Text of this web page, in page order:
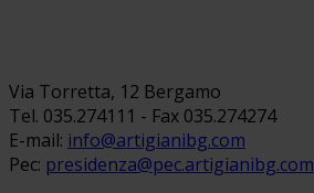
Via Torretta, 12 Bergamo
Tel. 035.274111 - Fax 035.274274
E-mail: info@artigianibg.com
Pec: presidenza@pec.artigianibg.com